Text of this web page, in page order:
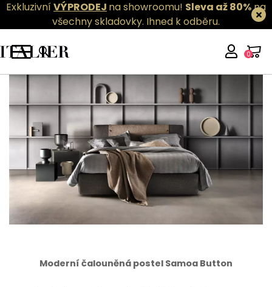
ExkluzivníVÝPRODEJ na showroomu! Sleva až 80%na
všechny skladovky. Ihned k odběru.
0
Moderní čalouněná postel Samoa Button